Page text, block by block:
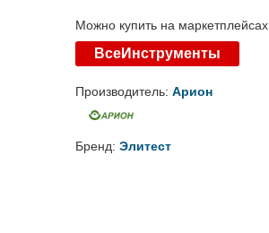
Можно купить на маркетплейсах
ВсеИнструменты
Производитель: Арион
Бренд: Элитест